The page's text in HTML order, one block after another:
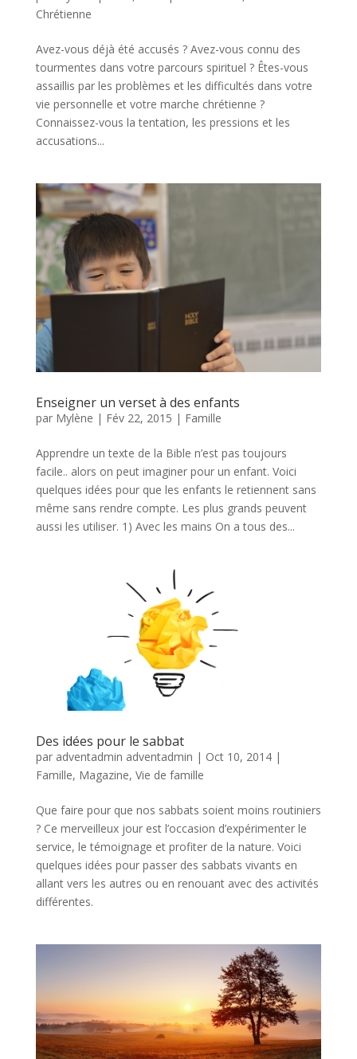
Chrétienne
Avez-vous déjà été accusés ? Avez-vous connu des
tourmentes dans votre parcours spirituel ? Êtes-vous
assaillis par les problèmes et les difficultés dans votre
vie personnelle et votre marche chrétienne ?
Connaissez-vous la tentation, les pressions et les
accusations...
Enseigner un verset à des enfants
par Mylène | Fév 22, 2015 | Famille
Apprendre un texte de la Bible n’est pas toujours
facile.. alors on peut imaginer pour un enfant. Voici
quelques idées pour que les enfants le retiennent sans
même sans rendre compte. Les plus grands peuvent
aussi les utiliser. 1) Avec les mains On a tous des...
Des idées pour le sabbat
par adventadmin adventadmin | Oct 10, 2014|
Famille, Magazine, Vie de famille
Que faire pour que nos sabbats soient moins routiniers
? Ce merveilleux jour est l’occasion d’expérimenter le
service, le témoignage et profiter de la nature. Voici
quelques idées pour passer des sabbats vivants en
allant vers les autres ou en renouant avec des activités
différentes.